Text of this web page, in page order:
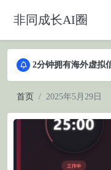
非同成长AI圈
2分钟拥有海外虚拟信用卡
2分钟拥有海外虚拟信用卡
2分钟拥有海外虚拟信用卡
首页 2025年5月29日